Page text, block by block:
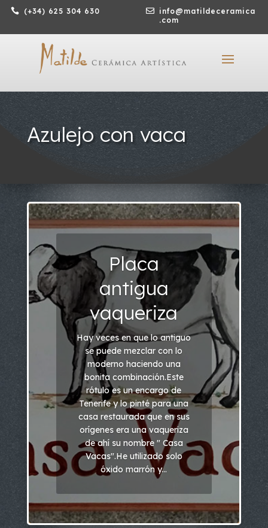
 (+34) 625 304 630 
info@matildeceramica
.com
Azulejo con vaca
Placa
antigua
vaqueriza
Hay veces en que lo antiguo
se puede mezclar con lo
moderno haciendo una
bonita combinación.Este
rótulo es un encargo de
Tenerife y lo pinté para una
casa restaurada que en sus
orígenes era una vaqueriza
de ahí su nombre " Casa
Vacas".He utilizado solo
óxido marrón y...